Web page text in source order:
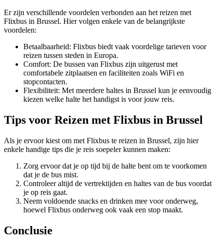
Er zijn verschillende voordelen verbonden aan het reizen met
Flixbus in Brussel. Hier volgen enkele van de belangrijkste
voordelen:
Betaalbaarheid: Flixbus biedt vaak voordelige tarieven voor
reizen tussen steden in Europa.
Comfort: De bussen van Flixbus zijn uitgerust met
comfortabele zitplaatsen en faciliteiten zoals WiFi en
stopcontacten.
Flexibiliteit: Met meerdere haltes in Brussel kun je eenvoudig
kiezen welke halte het handigst is voor jouw reis.
Tips voor Reizen met Flixbus in Brussel
Als je ervoor kiest om met Flixbus te reizen in Brussel, zijn hier
enkele handige tips die je reis soepeler kunnen maken:
Zorg ervoor dat je op tijd bij de halte bent om te voorkomen
dat je de bus mist.
Controleer altijd de vertrektijden en haltes van de bus voordat
je op reis gaat.
Neem voldoende snacks en drinken mee voor onderweg,
hoewel Flixbus onderweg ook vaak een stop maakt.
Conclusie